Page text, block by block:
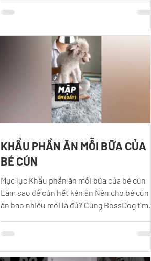
KHẨU PHẦN ĂN MỖI BỮA CỦA
BÉ CÚN
Mục lục Khẩu phần ăn mỗi bữa của bé cún
Làm sao để cún hết kén ăn Nên cho bé cún
ăn bao nhiêu mới là đủ? Cùng BossDog tìm